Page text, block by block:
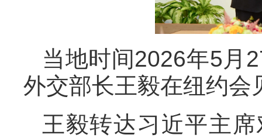
当地时间2026年5月
外交部长王毅在纽约会
王毅转达习近平主